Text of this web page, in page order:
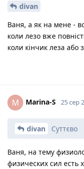
divan
Ваня, а як на мене -
коли лезо вже
коли кінчик леза або
M Marina-S 25 сер
divan Суттєво
Ваня, на тему
физических сил есть